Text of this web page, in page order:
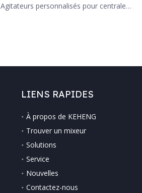
Agitateurs personnalisés pour centrale
LIENS RAPIDES
À propos de KEHENG
Trouver un mixeur
Solutions
Service
Nouvelles
Contactez-nous